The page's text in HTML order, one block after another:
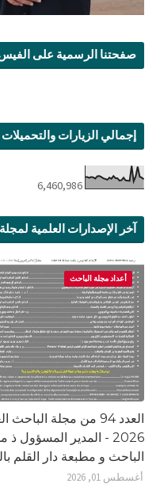
صفحتنا الرسمية على
إجمالي الزيارات
6,460,986
آخر الإصدارات العلمية
أعداد مجلة الباحث
العدد 94 من مجلة
2026 - المدير
الباحث و مطبعة دار القلم بالرباط -
أغسطس 01, 2026